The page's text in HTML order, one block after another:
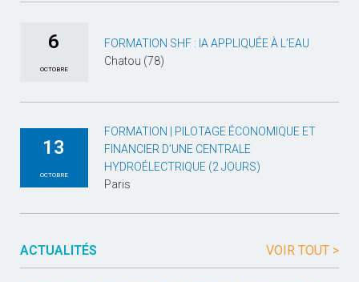
6
OCTOBRE
FORMATION SHF : IA APPLIQUÉE À L’EAU
Chatou (78)
13
OCTOBRE
FORMATION | PILOTAGE ÉCONOMIQUE ET
FINANCIER D’UNE CENTRALE
HYDROÉLECTRIQUE (2 JOURS)
Paris
ACTUALITÉS VOIR TOUT >